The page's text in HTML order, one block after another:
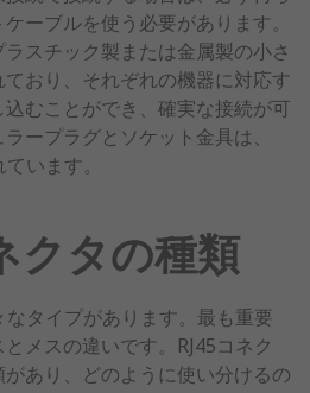
ーブルを使う必要があります。
スチック製または金属製の小さ
おり、それぞれの機器に対応す
むことができ、確実な接続が可
ープラグとソケット金具は、
います。
クタの種類
なタイプがあります。最も重要
メスの違いです。RJ45コネク
あり、どのように使い分けるの